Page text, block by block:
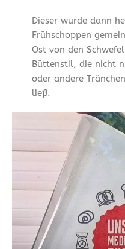
Dieser wurde dann
Frühschoppen
Ost von den
Büttenstil, die nicht
oder andere
ließ.